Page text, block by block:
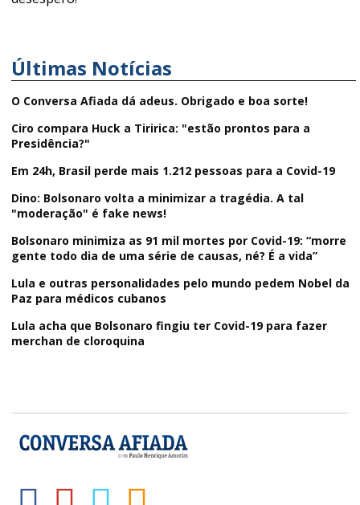
Últimas Notícias
O Conversa Afiada dá adeus. Obrigado e boa sorte!
Ciro compara Huck a Tiririca: "estão prontos para a
Presidência?"
Em 24h, Brasil perde mais 1.212 pessoas para a Covid-19
Dino: Bolsonaro volta a minimizar a tragédia. A tal
"moderação" é fake news!
Bolsonaro minimiza as 91 mil mortes por Covid-19: “morre
gente todo dia de uma série de causas, né? É a vida”
Lula e outras personalidades pelo mundo pedem Nobel da
Paz para médicos cubanos
Lula acha que Bolsonaro fingiu ter Covid-19 para fazer
merchan de cloroquina